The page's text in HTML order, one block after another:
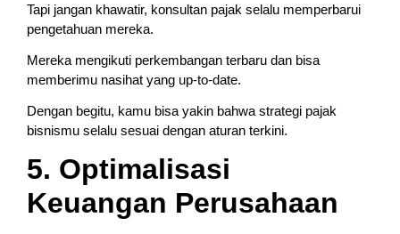
Tapi jangan khawatir, konsultan pajak selalu memperbarui
pengetahuan mereka.
Mereka mengikuti perkembangan terbaru dan bisa
memberimu nasihat yang up-to-date.
Dengan begitu, kamu bisa yakin bahwa strategi pajak
bisnismu selalu sesuai dengan aturan terkini.
5. Optimalisasi
Keuangan Perusahaan